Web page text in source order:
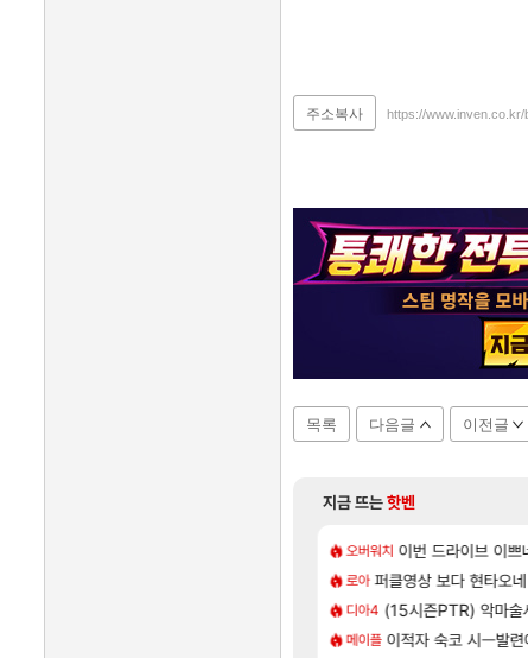
주소복사 https://www.inven.co.kr/
목록 다음글 이전글
지금 뜨는핫벤
오버워치 이번 드라이브 이쁘
로아 퍼클영상 보다 현타오네
디아4 (15시즌PTR) 악마술
메이플 이적자 숙코 시ㅡ발련
여행 7년만에 가족여행을 다
아스오라 「에린」 컨셉 포스터
비스트 쿠를 먼저 보내서 기
리싱크드 리싱크드 1.06 패치